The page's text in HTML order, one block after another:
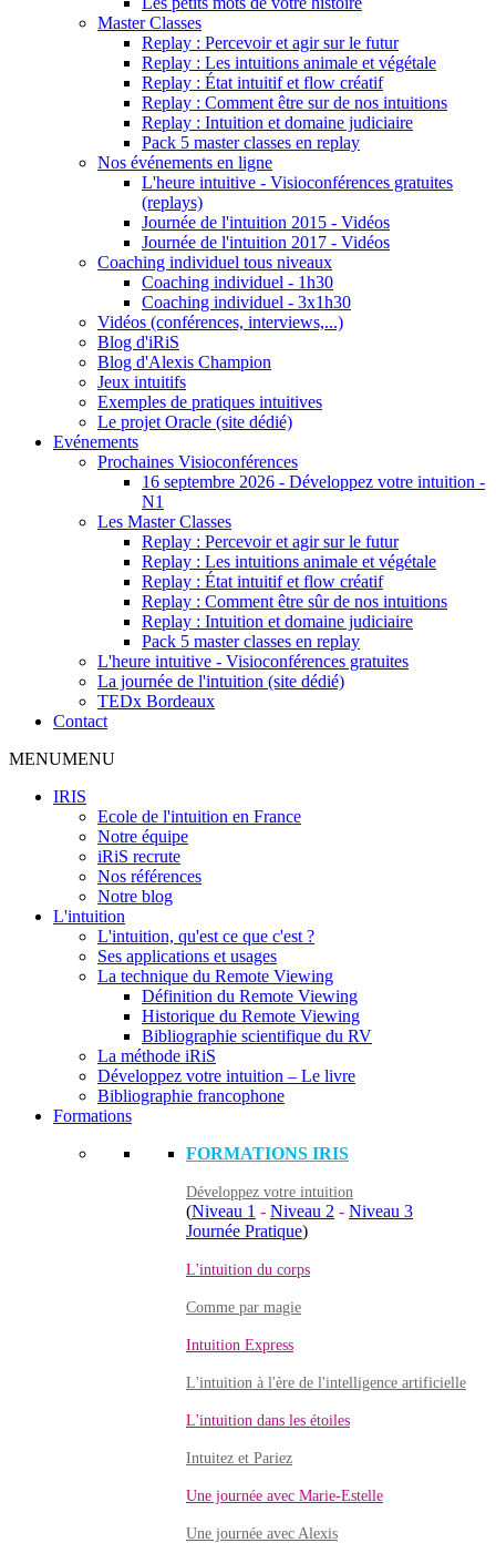
Master Classes
Replay : Percevoir et agir sur le futur
Replay : Les intuitions animale et végétale
Replay : État intuitif et flow créatif
Replay : Comment être sur de nos intuitions
Replay : Intuition et domaine judiciaire
Pack 5 master classes en replay
Nos événements en ligne
L'heure intuitive - Visioconférences gratuites
(replays)
Journée de l'intuition 2015 - Vidéos
Journée de l'intuition 2017 - Vidéos
Coaching individuel tous niveaux
Coaching individuel - 1h30
Coaching individuel - 3x1h30
Vidéos (conférences, interviews,...)
Blog d'iRiS
Blog d'Alexis Champion
Jeux intuitifs
Exemples de pratiques intuitives
Le projet Oracle (site dédié)
Evénements
Prochaines Visioconférences
16 septembre 2026 - Développez votre intuition -
N1
Les Master Classes
Replay : Percevoir et agir sur le futur
Replay : Les intuitions animale et végétale
Replay : État intuitif et flow créatif
Replay : Comment être sûr de nos intuitions
Replay : Intuition et domaine judiciaire
Pack 5 master classes en replay
L'heure intuitive - Visioconférences gratuites
La journée de l'intuition (site dédié)
TEDx Bordeaux
Contact
MENUMENU
IRIS
Ecole de l'intuition en France
Notre équipe
iRiS recrute
Nos références
Notre blog
L'intuition
L'intuition, qu'est ce que c'est ?
Ses applications et usages
La technique du Remote Viewing
Définition du Remote Viewing
Historique du Remote Viewing
Bibliographie scientifique du RV
La méthode iRiS
Développez votre intuition – Le livre
Bibliographie francophone
Formations
FORMATIONS IRIS
Développez votre intuition
(Niveau 1 - Niveau 2 - Niveau 3
Journée Pratique)
L'intuition du corps
Comme par magie
Intuition Express
L'intuition à l'ère de l'intelligence artificielle
L'intuition dans les étoiles
Intuitez et Pariez
Une journée avec Marie-Estelle
Une journée avec Alexis